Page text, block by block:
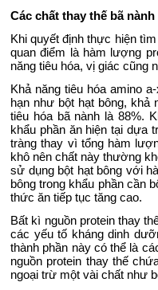
Các chất thay thế bã nành
Khi quyết định thực hiện
quan điểm là hàm lượng
năng tiêu hóa, vị giác cũng
Khả năng tiêu hóa amino
hạn như bột hạt bông, khả
tiêu hóa bã nành là 88%.
khẩu phần ăn hiện tại dựa
tràng thay vì tổng hàm
khô nên chất này thường
sử dụng bột hạt bông với
bông trong khẩu phần cần
thức ăn tiếp tục tăng cao.
Bất kì nguồn protein thay
các yếu tố kháng dinh
thành phần này có thể là
nguồn protein thay thế
ngoại trừ một vài chất như